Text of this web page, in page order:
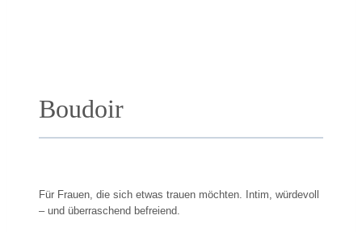
Boudoir
Für Frauen, die sich etwas trauen möchten. Intim, würdevoll
– und überraschend befreiend.